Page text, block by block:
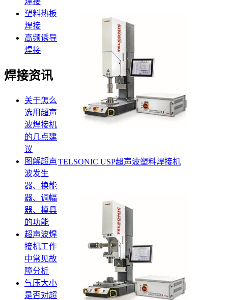
TELSONIC USP超声波塑料焊接机
塑料热板
焊接
高频诱导
焊接
焊接资讯
关于怎么
选用超声
波焊接机
的几点建
议
图解超声
波发生
器、换能
器、调幅
器、模具
的功能
超声波焊
接机工作
中常见故
障分析
气压大小
是否对超